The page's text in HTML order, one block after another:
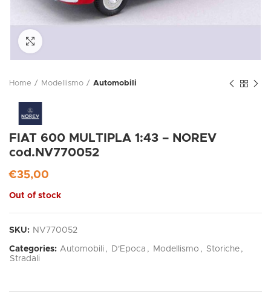
Home Modellismo Automobili
FIAT 600 MULTIPLA 1:43 – NOREV
cod.NV770052
€35,00
Out of stock
SKU: NV770052
Categories: Automobili , D'Epoca , Modellismo , Storiche ,
Stradali